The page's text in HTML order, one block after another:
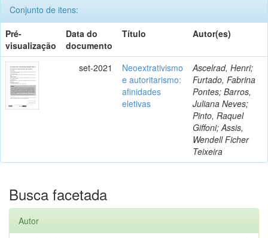
Conjunto de itens:
Pré-
visualização
Data do
documento
Título Autor(es)
set-2021
Neoextrativismo
e autoritarismo:
afinidades
eletivas
Ascelrad, Henri;
Furtado, Fabrina
Pontes; Barros,
Juliana Neves;
Pinto, Raquel
Giffoni; Assis,
Wendell Ficher
Teixeira
Busca facetada
Autor